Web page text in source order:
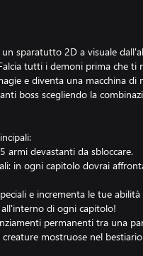
sparatutto 2D a visuale
tutti i demoni prima che ti
e diventa una macchina
boss scegliendo la
armi devastanti da sbloccare.
in ogni capitolo dovrai
e incrementa le tue
di ogni capitolo!
permanenti tra una
mostruose nel